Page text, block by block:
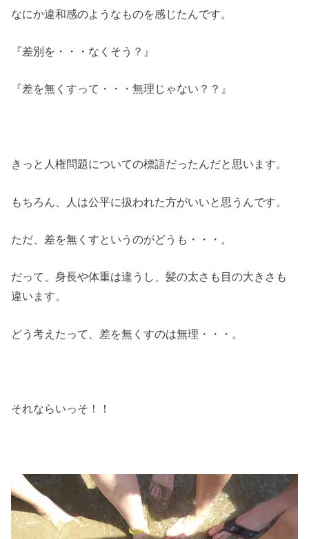
なにか違和感のようなものを感じたんです。
『差別を・・・なくそう？』
『差を無くすって・・・無理じゃない？？』
きっと人権問題についての標語だったんだと思います。
もちろん、人は公平に扱われた方がいいと思うんです。
ただ、差を無くすというのがどうも・・・。
だって、身長や体重は違うし、髪の太さも目の大きさも
違います。
どう考えたって、差を無くすのは無理・・・。
それならいっそ！！